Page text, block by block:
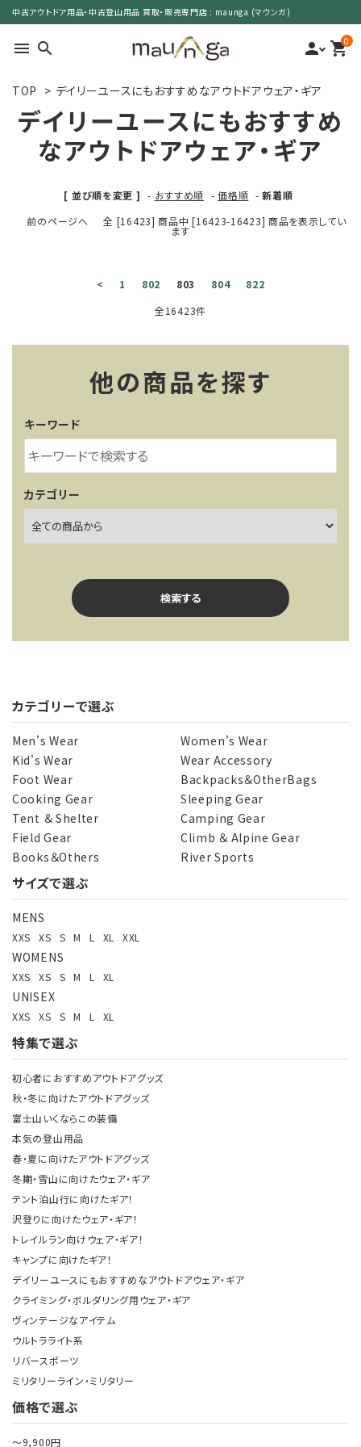
中古アウトドア用品・中古登山用品 買取・販売専門店 : maunga (マウンガ)
menu search person 0
shopping_cart
カテゴリーで選ぶ
サイズで選ぶ
POLICY
INFORMATION
ACCOUNT MENU
ログイン 新規会員登録
TOP > デイリーユースにもおすすめなアウトドアウェア・ギア
デイリーユースにもおすすめ
なアウトドアウェア・ギア
[ 並び順を変更 ] - おすすめ順 -価格順 -新着順
前のページへ
全 [16423] 商品中 [16423-16423] 商品を表示してい
ます
< 1 802 803 804
822
全16423件
他の商品を探す
キーワード
カテゴリー
検索する
キーワード
カテゴリー
検索する
カテゴリーで選ぶ
Men's Wear
Women's Wear
Kid's Wear
Wear Accessory
Foot Wear
Backpacks＆OtherBags
Cooking Gear
Sleeping Gear
Tent ＆ Shelter
Camping Gear
Field Gear
Climb ＆ Alpine Gear
Books＆Others
River Sports
サイズで選ぶ
MENS
XXS XS S M L XL XXL
WOMENS
XXS XS S M L XL
UNISEX
XXS XS S M L XL
特集で選ぶ
初心者におすすめアウトドアグッズ
秋・冬に向けたアウトドアグッズ
富士山いくならこの装備
本気の登山用品
春・夏に向けたアウトドアグッズ
冬期・雪山に向けたウェア・ギア
テント泊山行に向けたギア！
沢登りに向けたウェア・ギア！
トレイルラン向けウェア・ギア！
キャンプに向けたギア！
デイリーユースにもおすすめなアウトドアウェア・ギア
クライミング・ボルダリング用ウェア・ギア
ヴィンテージなアイテム
ウルトラライト系
リバースポーツ
ミリタリーライン・ミリタリー
価格で選ぶ
～9,900円